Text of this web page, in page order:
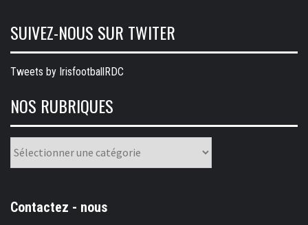
SUIVEZ-NOUS SUR TWITER
Tweets by IrisfootballRDC
NOS RUBRIQUES
rubriques
Contactez - nous